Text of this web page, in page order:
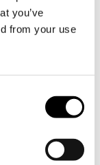
you’ve
from your use